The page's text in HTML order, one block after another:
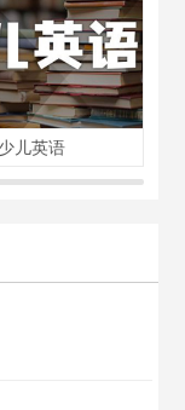
少儿英语